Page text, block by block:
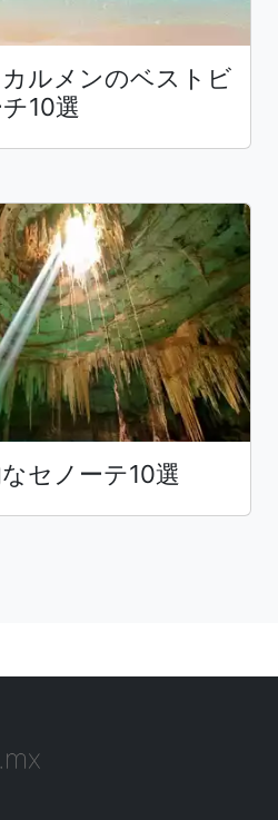
ルメンのベストビ
10選
セノーテ10選